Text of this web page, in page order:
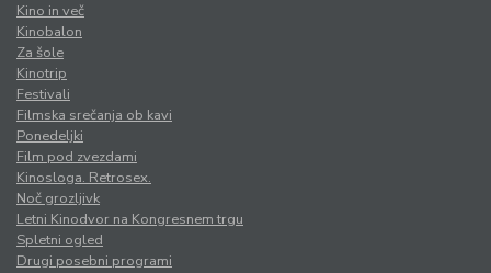
Kino in več
Kinobalon
Za šole
Kinotrip
Festivali
Filmska srečanja ob kavi
Ponedeljki
Film pod zvezdami
Kinosloga. Retrosex.
Noč grozljivk
Letni Kinodvor na Kongresnem trgu
Spletni ogled
Drugi posebni programi